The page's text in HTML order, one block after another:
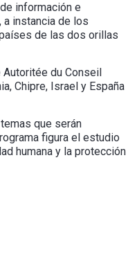
información e
a instancia de los
de las dos orillas
du Conseil
Chipre, Israel y España
que serán
figura el estudio
humana y la protección